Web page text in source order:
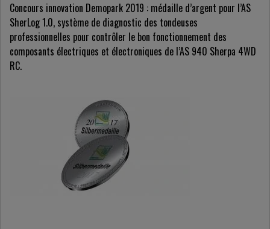
Concours innovation Demopark 2019 : médaille d’argent pour l’AS
SherLog 1.0, système de diagnostic des tondeuses
professionnelles pour contrôler le bon fonctionnement des
composants électriques et électroniques de l’AS 940 Sherpa 4WD
RC.